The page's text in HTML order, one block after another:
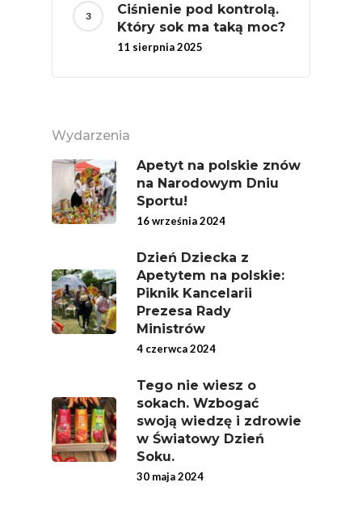
Ciśnienie pod kontrolą.
Który sok ma taką moc?
11 sierpnia 2025
Wydarzenia
Apetyt na polskie znów
na Narodowym Dniu
Sportu!
16 września 2024
Dzień Dziecka z
Apetytem na polskie:
Piknik Kancelarii
Prezesa Rady
Ministrów
4 czerwca 2024
Tego nie wiesz o
sokach. Wzbogać
swoją wiedzę i zdrowie
w Światowy Dzień
Soku.
30 maja 2024
Ekologicznej
Good Move
Rolników Ojczyzna
Branża
Wydarzenia
Badania